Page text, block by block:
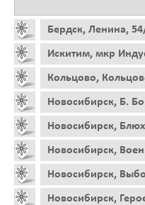
Бердск, Ленина,
Искитим, мкр
Кольцово,
Новосибирск, Б.
Новосибирск,
Новосибирск,
Новосибирск,
Новосибирск,